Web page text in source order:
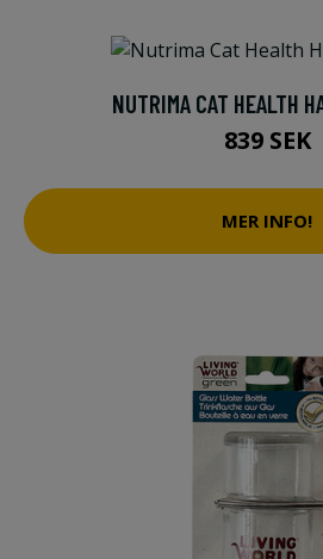
NUTRIMA CAT HEALTH
839 SEK
MER INFO!